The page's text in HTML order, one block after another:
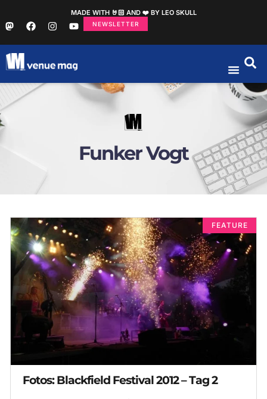
MADE WITH 🤘🏻 AND ❤️ BY LEO SKULL
NEWSLETTER
Funker Vogt
FEATURE
Fotos: Blackfield Festival 2012 – Tag 2